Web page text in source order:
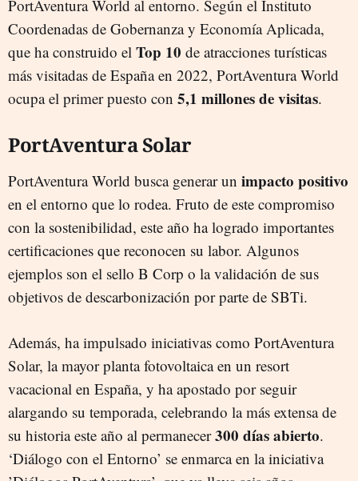
PortAventura World al entorno. Según el Instituto
Coordenadas de Gobernanza y Economía Aplicada,
que ha construido el Top 10 de atracciones turísticas
más visitadas de España en 2022, PortAventura World
ocupa el primer puesto con 5,1 millones de visitas.
PortAventura Solar
PortAventura World busca generar un impacto positivo
en el entorno que lo rodea. Fruto de este compromiso
con la sostenibilidad, este año ha logrado importantes
certificaciones que reconocen su labor. Algunos
ejemplos son el sello B Corp o la validación de sus
objetivos de descarbonización por parte de SBTi.
Además, ha impulsado iniciativas como PortAventura
Solar, la mayor planta fotovoltaica en un resort
vacacional en España, y ha apostado por seguir
alargando su temporada, celebrando la más extensa de
su historia este año al permanecer300 días abierto.
‘Diálogo con el Entorno’ se enmarca en la iniciativa